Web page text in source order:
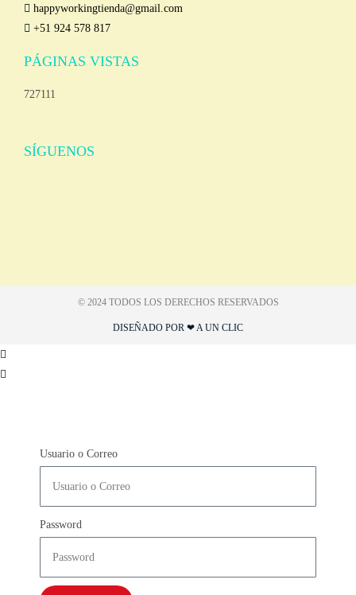
happyworkingtienda@gmail.com
+51 924 578 817
PÁGINAS VISTAS
727111
SÍGUENOS
© 2024 TODOS LOS DERECHOS RESERVADOS​
DISEÑADO POR ❤ A UN CLIC
Usuario o Correo
Password